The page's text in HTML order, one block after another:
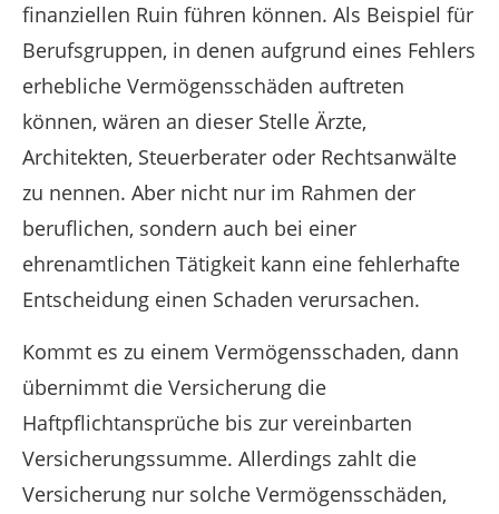
finanziellen Ruin führen können. Als Beispiel für
Berufsgruppen, in denen aufgrund eines Fehlers
erhebliche Vermögensschäden auftreten
können, wären an dieser Stelle Ärzte,
Architekten, Steuerberater oder Rechtsanwälte
zu nennen. Aber nicht nur im Rahmen der
beruflichen, sondern auch bei einer
ehrenamtlichen Tätigkeit kann eine fehlerhafte
Entscheidung einen Schaden verursachen.
Kommt es zu einem Vermögensschaden, dann
übernimmt die Versicherung die
Haftpflichtansprüche bis zur vereinbarten
Versicherungssumme. Allerdings zahlt die
Versicherung nur solche Vermögensschäden,